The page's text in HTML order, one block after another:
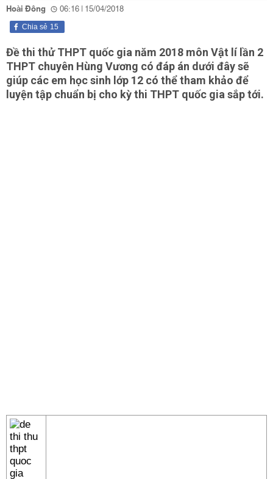
Hoài Đông 06:16 | 15/04/2018
15
Chia sẻ
Đề thi thử THPT quốc gia năm 2018 môn Vật lí lần 2
THPT chuyên Hùng Vương có đáp án dưới đây sẽ
giúp các em học sinh lớp 12 có thể tham khảo để
luyện tập chuẩn bị cho kỳ thi THPT quốc gia sắp tới.